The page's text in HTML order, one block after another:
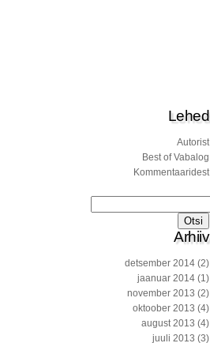
Lehed
Autorist
Best of Vabalog
Kommentaaridest
Arhiiv
detsember 2014 (2)
jaanuar 2014 (1)
november 2013 (2)
oktoober 2013 (4)
august 2013 (4)
juuli 2013 (3)